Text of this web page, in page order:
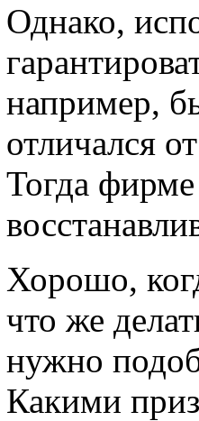
Однако,
например,
отличался
Тогда
Хорошо,
что же
нужно
Какими